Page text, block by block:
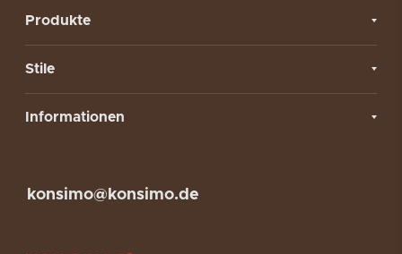
Produkte
Stile
Informationen
konsimo@konsimo.de